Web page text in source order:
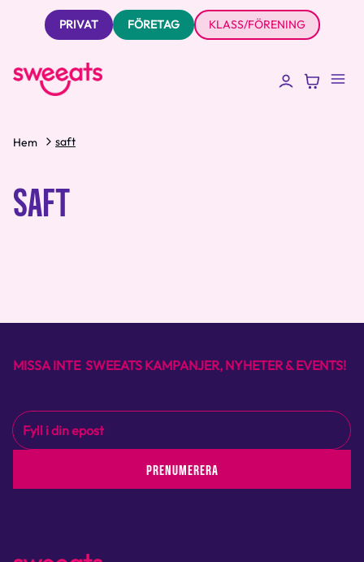
PRIVAT FÖRETAG KLASS/FÖRENING
Hem saft
SAFT
MISSA INTE SWEEATS KAMPANJER, NYHETER & EVENTS!
PRENUMERERA